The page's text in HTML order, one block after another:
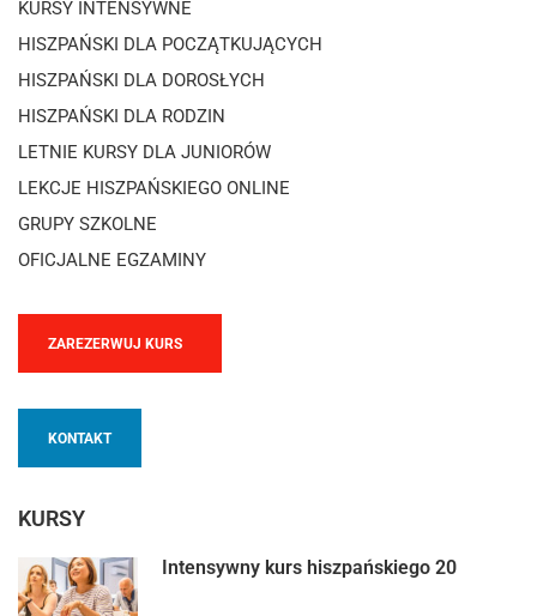
KURSY INTENSYWNE
HISZPAŃSKI DLA POCZĄTKUJĄCYCH
HISZPAŃSKI DLA DOROSŁYCH
HISZPAŃSKI DLA RODZIN
LETNIE KURSY DLA JUNIORÓW
LEKCJE HISZPAŃSKIEGO ONLINE
GRUPY SZKOLNE
OFICJALNE EGZAMINY
ZAREZERWUJ KURS
KONTAKT
KURSY
Intensywny kurs hiszpańskiego 20